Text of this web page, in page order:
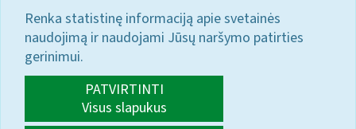
Renka statistinę informaciją apie svetainės
naudojimą ir naudojami Jūsų naršymo patirties
gerinimui.
PATVIRTINTI
Visus slapukus